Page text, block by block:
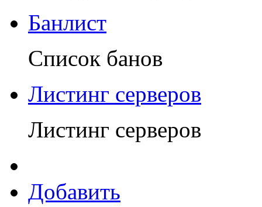
Банлист
Список банов
Листинг серверов
Листинг серверов
Добавить